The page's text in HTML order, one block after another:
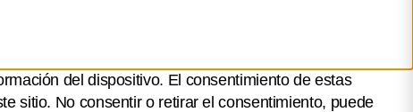
del dispositivo. El consentimiento de estas
sitio. No consentir o retirar el consentimiento, puede